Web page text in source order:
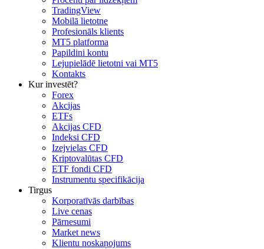
TradingView
Mobilā lietotne
Profesionāls klients
MT5 platforma
Papildini kontu
Lejupielādē lietotni vai MT5
Kontakts
Kur investēt?
Forex
Akcijas
ETFs
Akcijas CFD
Indeksi CFD
Izejvielas CFD
Kriptovalūtas CFD
ETF fondi CFD
Instrumentu specifikācija
Tirgus
Korporatīvās darbības
Live cenas
Pārnesumi
Market news
Klientu noskaņojums